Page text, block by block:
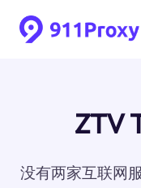
ZTV
没有两家互联网